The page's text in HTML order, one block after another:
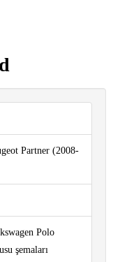
Partner (2008-
Polo
şemaları